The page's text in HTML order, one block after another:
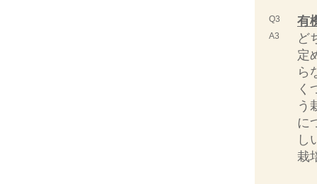
Q3 有
A3
ど
定
ら
く
う
に
し
栽